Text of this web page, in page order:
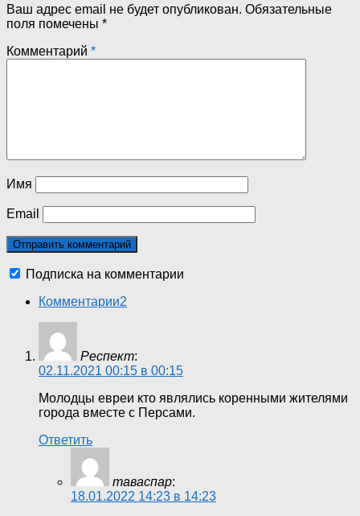
Ваш адрес email не будет опубликован. Обязательные
поля помечены *
Комментарий *
Имя
Email
Подписка на комментарии
Комментарии2
Респект:
02.11.2021 00:15 в 00:15
Молодцы евреи кто являлись коренными жителями
города вместе с Персами.
Ответить
таваспар:
18.01.2022 14:23 в 14:23